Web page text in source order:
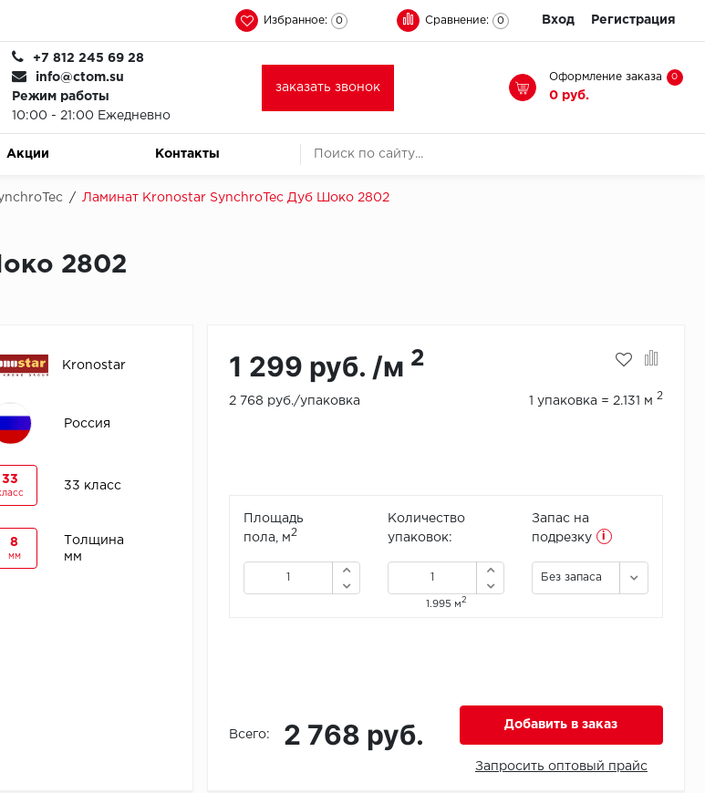
Избранное: 0 Сравнение: 0 Вход Регистрация
+7 812 245 69 28
info@ctom.su
Режим работы
10:00 - 21:00 Ежедневно
заказать звонок
Оформление заказа 0
0 руб.
Акции Контакты
/ Ламинат Kronostar SynchroTec Дуб Шоко 2802
2802
Kronostar
Россия
33
33 класс
8
мм
Толщина
мм
1 299 руб. /м 2
2 768 руб./упаковка 1 упаковка = 2.131 м 2
Площадь
пола, м2
Количество
упаковок:
1.995 м2
Запас на
подрезку
i
Без запаса
Всего: 2 768 руб. Добавить в заказ
Запросить оптовый прайс